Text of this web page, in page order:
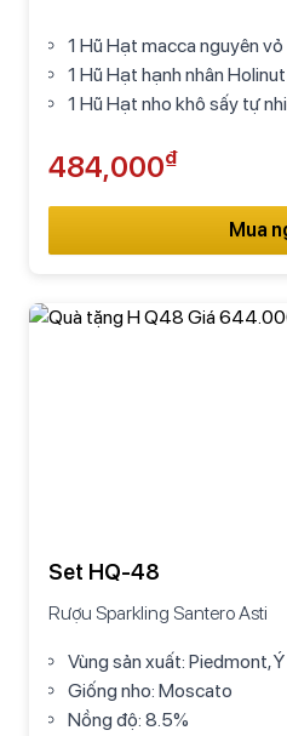
1 Hũ Hạt macca nguyên
1 Hũ Hạt hạnh nhân Holinut
1 Hũ Hạt nho khô sấy tự
484,000₫
Mua
Set HQ-48
Rượu Sparkling Santero Asti
Vùng sản xuất: Piedmont, Ý
Giống nho: Moscato
Nồng độ: 8.5%